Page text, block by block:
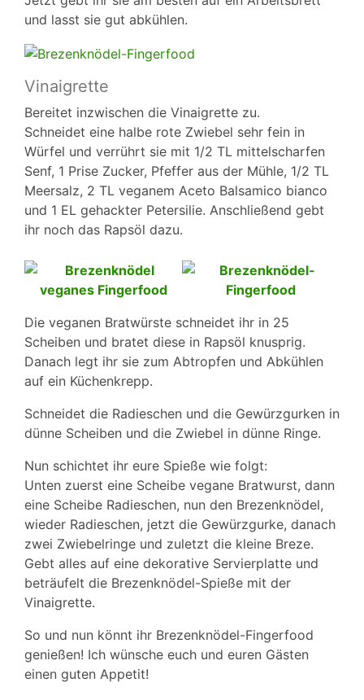
und lasst sie gut abkühlen.
Vinaigrette
Bereitet inzwischen die Vinaigrette zu.
Schneidet eine halbe rote Zwiebel sehr fein in
Würfel und verrührt sie mit 1/2 TL mittelscharfen
Senf, 1 Prise Zucker, Pfeffer aus der Mühle, 1/2 TL
Meersalz, 2 TL veganem Aceto Balsamico bianco
und 1 EL gehackter Petersilie. Anschließend gebt
ihr noch das Rapsöl dazu.
Die veganen Bratwürste schneidet ihr in 25
Scheiben und bratet diese in Rapsöl knusprig.
Danach legt ihr sie zum Abtropfen und Abkühlen
auf ein Küchenkrepp.
Schneidet die Radieschen und die Gewürzgurken in
dünne Scheiben und die Zwiebel in dünne Ringe.
Nun schichtet ihr eure Spieße wie folgt:
Unten zuerst eine Scheibe vegane Bratwurst, dann
eine Scheibe Radieschen, nun den Brezenknödel,
wieder Radieschen, jetzt die Gewürzgurke, danach
zwei Zwiebelringe und zuletzt die kleine Breze.
Gebt alles auf eine dekorative Servierplatte und
beträufelt die Brezenknödel-Spieße mit der
Vinaigrette.
So und nun könnt ihr Brezenknödel-Fingerfood
genießen! Ich wünsche euch und euren Gästen
einen guten Appetit!